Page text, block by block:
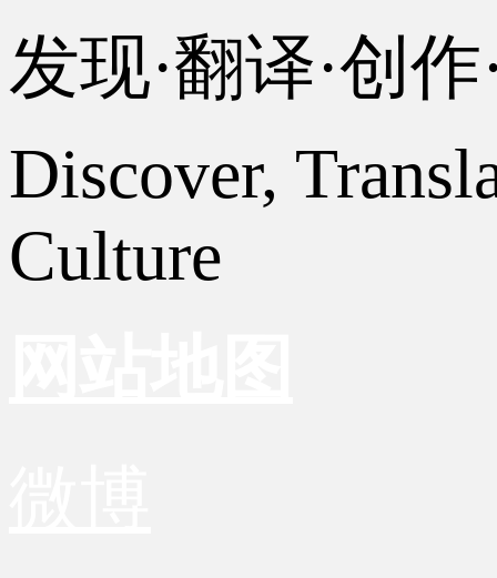
发现·翻译·创
Discover,
Culture